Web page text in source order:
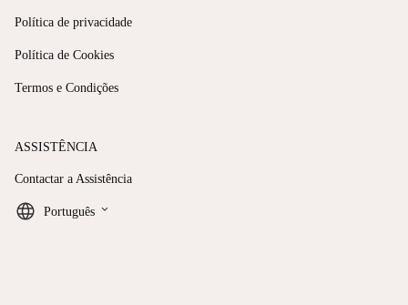
Política de privacidade
Política de Cookies
Termos e Condições
ASSISTÊNCIA
Contactar a Assistência
Português keyboard_arrow_down